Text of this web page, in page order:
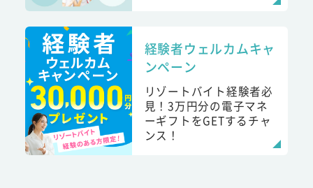
経験者ウェルカムキャ
ンペーン
リゾートバイト経験者必
見！3万円分の電子マネ
ーギフトをGETするチャ
ンス！